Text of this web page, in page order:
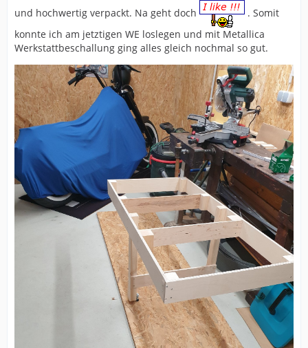
und hochwertig verpackt. Na geht doch
. Somit
konnte ich am jetztigen WE loslegen und mit Metallica
Werkstattbeschallung ging alles gleich nochmal so gut.